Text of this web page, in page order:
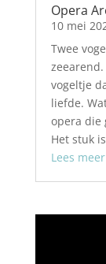
Opera
10 mei
Twee
vogeltje
liefde.
opera die
Het stuk
Lees meer